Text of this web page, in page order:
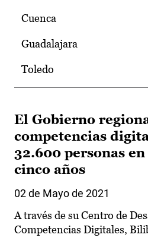
Cuenca
Guadalajara
Toledo
El Gobierno
competencias
32.600 personas
cinco años
02 de Mayo de 2021
A través de su Centro de
Competencias Digitales,